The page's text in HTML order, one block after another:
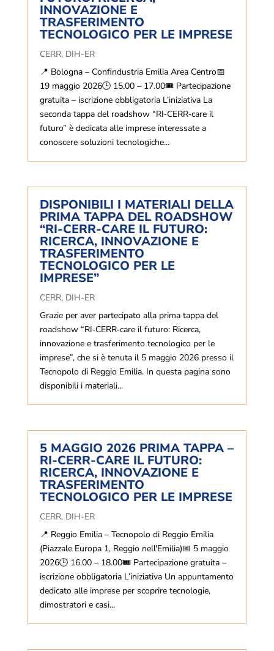
INNOVAZIONE E
TRASFERIMENTO
TECNOLOGICO PER LE IMPRESE
CERR, DIH-ER
📍 Bologna – Confindustria Emilia Area Centro📅
19 maggio 2026🕒 15.00 – 17.00🎟 Partecipazione
gratuita – iscrizione obbligatoria L’iniziativa La
seconda tappa del roadshow “RI‑CERR‑care il
futuro” è dedicata alle imprese interessate a
conoscere soluzioni tecnologiche...
DISPONIBILI I MATERIALI DELLA
PRIMA TAPPA DEL ROADSHOW
“RI-CERR-CARE IL FUTURO:
RICERCA, INNOVAZIONE E
TRASFERIMENTO
TECNOLOGICO PER LE
IMPRESE”
CERR, DIH-ER
Grazie per aver partecipato alla prima tappa del
roadshow “RI‑CERR‑care il futuro: Ricerca,
innovazione e trasferimento tecnologico per le
imprese”, che si è tenuta il 5 maggio 2026 presso il
Tecnopolo di Reggio Emilia. In questa pagina sono
disponibili i materiali...
5 MAGGIO 2026 PRIMA TAPPA –
RI-CERR-CARE IL FUTURO:
RICERCA, INNOVAZIONE E
TRASFERIMENTO
TECNOLOGICO PER LE IMPRESE
CERR, DIH-ER
📍 Reggio Emilia – Tecnopolo di Reggio Emilia
(Piazzale Europa 1, Reggio nell'Emilia)📅 5 maggio
2026🕒 16.00 – 18.00🎟 Partecipazione gratuita –
iscrizione obbligatoria L’iniziativa Un appuntamento
dedicato alle imprese per scoprire tecnologie,
dimostratori e casi...